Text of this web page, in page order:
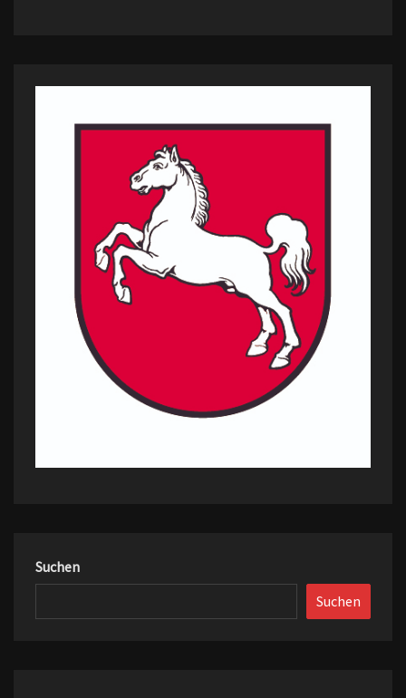
Suchen
Suchen